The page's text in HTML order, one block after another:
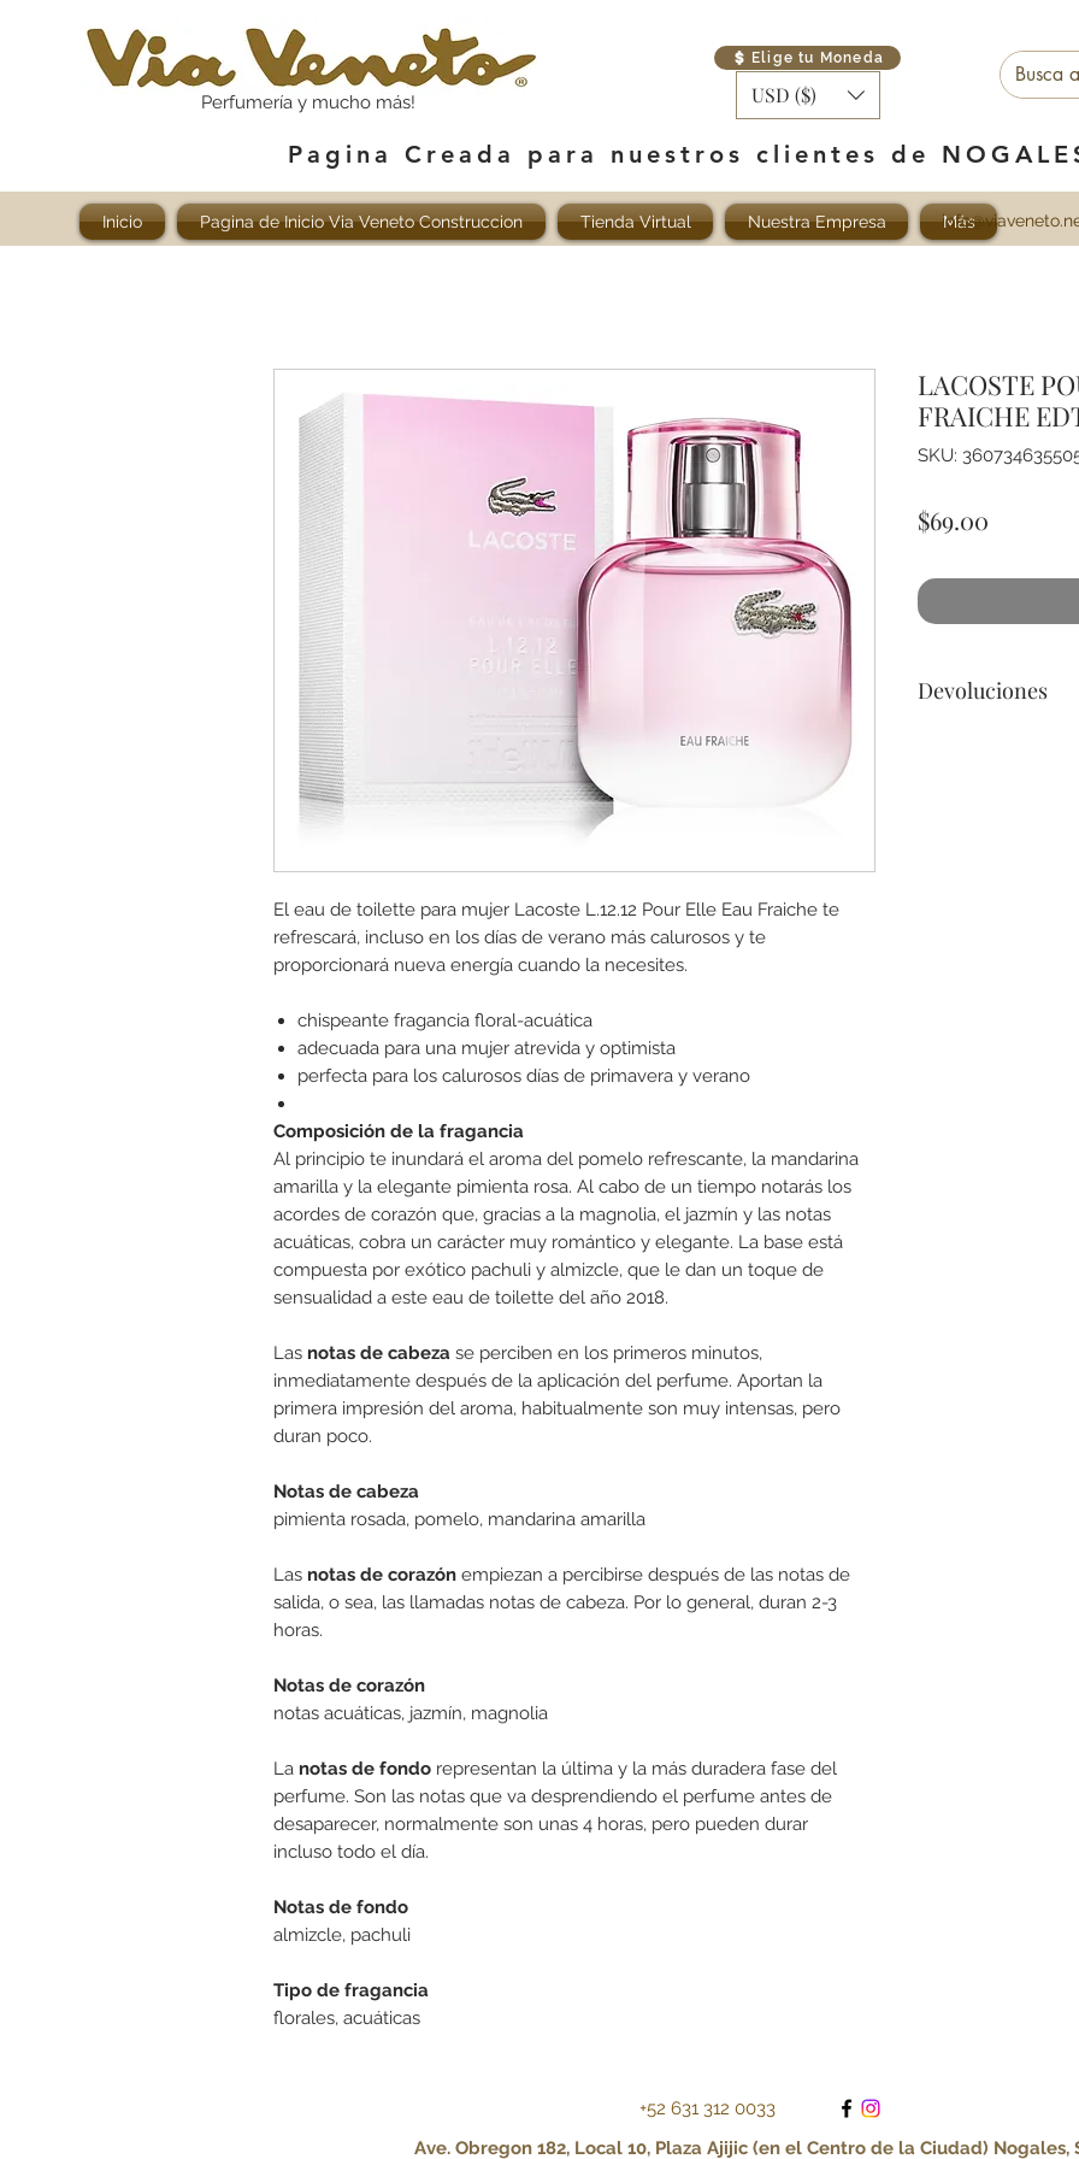
Perfumería y mucho más!
Elige tu Moneda
USD ($)
Pagina Creada para nuestros clientes de
Inicio Pagina de Inicio Via Veneto Construccion Tienda Virtual Nuestra Empresa Más
El eau de toilette para mujer Lacoste L.12.12 Pour Elle Eau Fraiche te
refrescará, incluso en los días de verano más calurosos y te
proporcionará nueva energía cuando la necesites.
chispeante fragancia floral-acuática
adecuada para una mujer atrevida y optimista
perfecta para los calurosos días de primavera y verano
Composición de la fragancia
Al principio te inundará el aroma del pomelo refrescante, la mandarina
amarilla y la elegante pimienta rosa. Al cabo de un tiempo notarás los
acordes de corazón que, gracias a la magnolia, el jazmín y las notas
acuáticas, cobra un carácter muy romántico y elegante. La base está
compuesta por exótico pachuli y almizcle, que le dan un toque de
sensualidad a este eau de toilette del año 2018.
Las notas de cabeza se perciben en los primeros minutos,
inmediatamente después de la aplicación del perfume. Aportan la
primera impresión del aroma, habitualmente son muy intensas, pero
duran poco.
Notas de cabeza
pimienta rosada, pomelo, mandarina amarilla
Las notas de corazón empiezan a percibirse después de las notas de
salida, o sea, las llamadas notas de cabeza. Por lo general, duran 2-3
horas.
Notas de corazón
notas acuáticas, jazmín, magnolia
La notas de fondo representan la última y la más duradera fase del
perfume. Son las notas que va desprendiendo el perfume antes de
desaparecer, normalmente son unas 4 horas, pero pueden durar
incluso todo el día.
Notas de fondo
almizcle, pachuli
Tipo de fragancia
florales, acuáticas
LACOSTE
FRAICHE
SKU:
$69.00
Devoluciones
+52 631 312 0033
Ave. Obregon 182, Local 10, Plaza Ajijic (en el Centro de la Ciudad) Nogales,